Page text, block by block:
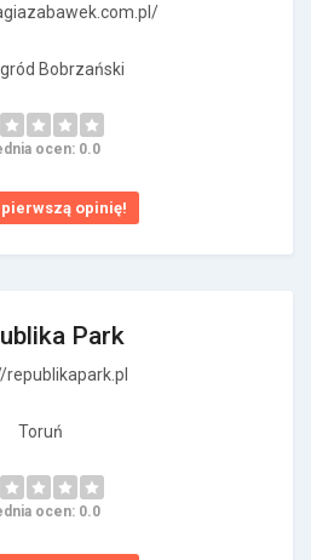
Bobrzański
ocen: 0.0
opinię!
Park
republikapark.pl
Toruń
ocen: 0.0